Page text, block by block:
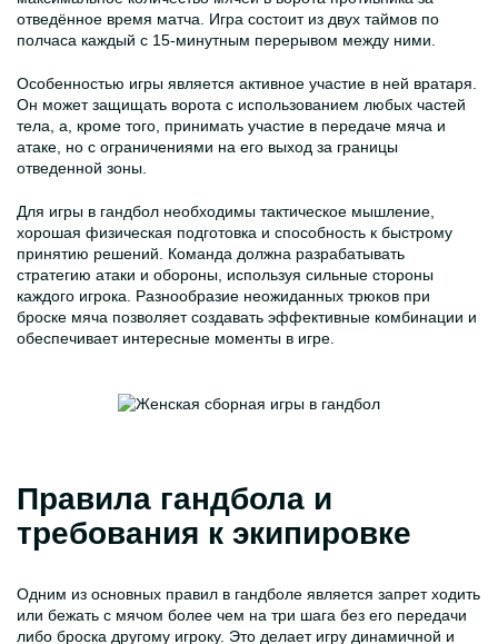
отведённое время матча. Игра состоит из двух таймов по
полчаса каждый с 15-минутным перерывом между ними.
Особенностью игры является активное участие в ней вратаря.
Он может защищать ворота с использованием любых частей
тела, а, кроме того, принимать участие в передаче мяча и
атаке, но с ограничениями на его выход за границы
отведенной зоны.
Для игры в гандбол необходимы тактическое мышление,
хорошая физическая подготовка и способность к быстрому
принятию решений. Команда должна разрабатывать
стратегию атаки и обороны, используя сильные стороны
каждого игрока. Разнообразие неожиданных трюков при
броске мяча позволяет создавать эффективные комбинации и
обеспечивает интересные моменты в игре.
Правила гандбола и
требования к экипировке
Одним из основных правил в гандболе является запрет ходить
или бежать с мячом более чем на три шага без его передачи
либо броска другому игроку. Это делает игру динамичной и